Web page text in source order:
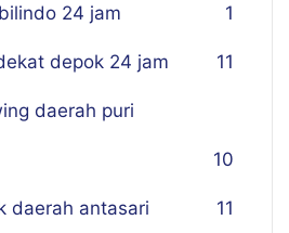
24 jam 1
depok 24 jam 11
daerah puri
10
daerah antasari 11